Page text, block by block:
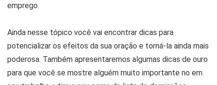
emprego.
Ainda nesse tópico você vai encontrar dicas para
potencializar os efeitos da sua oração e torná-la ainda mais
poderosa. Também apresentaremos algumas dicas de ouro
para que você se mostre alguém muito importante no em